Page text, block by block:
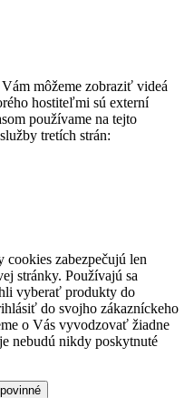
môžeme zobraziť videá
hostiteľmi sú externí
používame na tejto
tretích strán:
zabezpečujú len
stránky. Používajú sa
vyberať produkty do
do svojho zákazníckeho
o Vás vyvodzovať žiadne
nebudú nikdy poskytnuté
povinné